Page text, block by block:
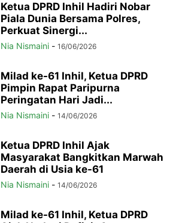
Ketua DPRD Inhil Hadiri Nobar
Piala Dunia Bersama Polres,
Perkuat Sinergi...
Nia Nismaini - 16/06/2026
Milad ke-61 Inhil, Ketua DPRD
Pimpin Rapat Paripurna
Peringatan Hari Jadi...
Nia Nismaini - 14/06/2026
Ketua DPRD Inhil Ajak
Masyarakat Bangkitkan Marwah
Daerah di Usia ke-61
Nia Nismaini - 14/06/2026
Milad ke-61 Inhil, Ketua DPRD